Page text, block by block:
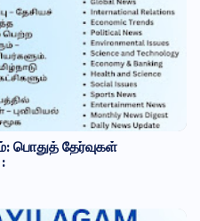
பொதுத் தேர்வுகள்